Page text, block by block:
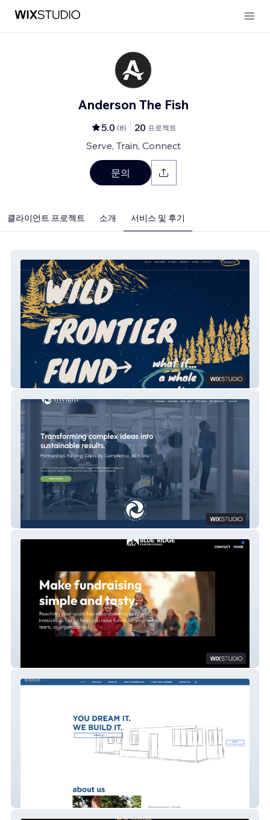
Anderson The Fish
5.0 (8) 20 프로젝트
Serve, Train, Connect
문의
클라이언트 프로젝트 소개 서비스 및 후기
Wild Frontier
Trivium Consulting
Widman Builders